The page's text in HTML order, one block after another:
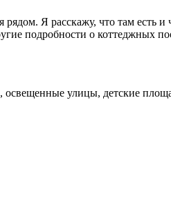
Я расскажу, что там есть
подробности о коттеджных
освещенные улицы, детские